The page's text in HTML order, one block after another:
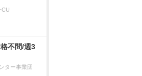
CU
不問/週3
ター事業団